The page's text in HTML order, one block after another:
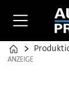
Home
ANZEIGE
ANZEIGE